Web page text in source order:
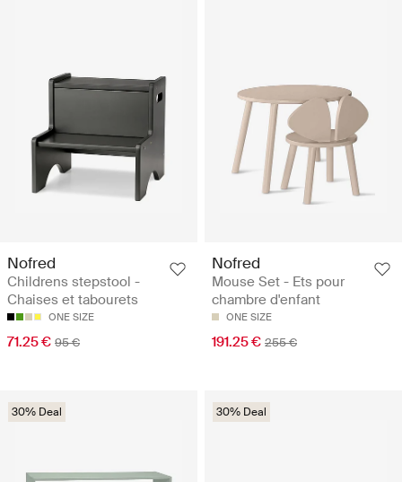
Nofred
Childrens stepstool -
Chaises et tabourets
ONE SIZE
71.25 € 95 €
Nofred
Mouse Set - Ets pour
chambre d'enfant
ONE SIZE
191.25 € 255 €
30% Deal 30% Deal